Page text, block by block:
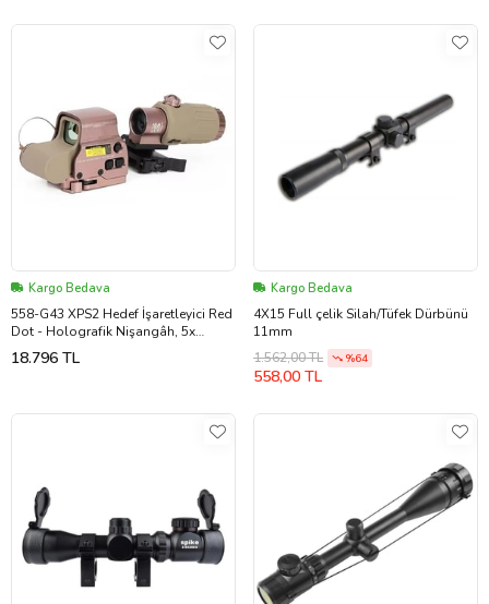
Kargo Bedava
558-G43 XPS2 Hedef İşaretleyici Red
Dot - Holografik Nişangâh, 5x
Büyütmeli Set Çöl Rengi
18.796 TL
Kargo Bedava
4X15 Full çelik Silah/Tüfek Dürbünü
11mm
1.562,00 TL
%64
558,00 TL